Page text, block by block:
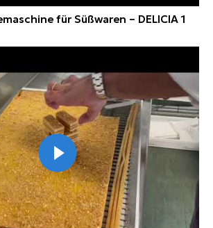
für Süßwaren – DELICIA 1